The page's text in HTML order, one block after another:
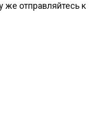
же отправляйтесь к